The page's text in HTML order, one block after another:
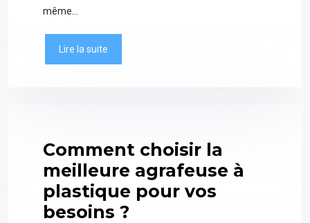
même…
Lire la suite
Comment choisir la
meilleure agrafeuse à
plastique pour vos
besoins ?